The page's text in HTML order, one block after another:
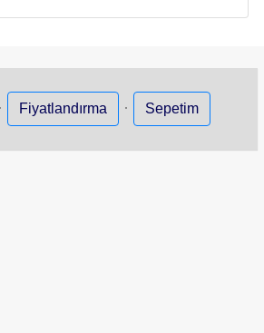
· Fiyatlandırma · Sepetim